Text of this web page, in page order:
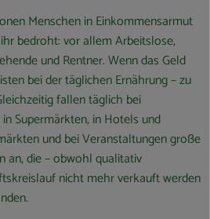
Menschen in Einkommensarmut
bedroht: vor allem Arbeitslose,
und Rentner. Wenn das Geld
bei der täglichen Ernährung – zu
fallen täglich bei
Supermärkten, in Hotels und
und bei Veranstaltungen große
an, die – obwohl qualitativ
nicht mehr verkauft werden